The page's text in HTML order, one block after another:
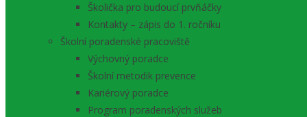
Školička pro budoucí prvňáčky
Kontakty – zápis do 1. ročníku
Školní poradenské pracoviště
Výchovný poradce
Školní metodik prevence
Kariérový poradce
Program poradenských služeb